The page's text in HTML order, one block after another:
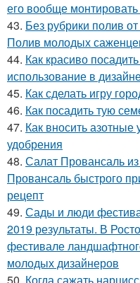
его вообще
43. Без рубрики полив
Полив молодых
44. Как красиво
использование в
45. Как сделать игру
46. Как посадить тую
47. Как вносить
удобрения
48. Салат Провансаль
Провансаль быстрого
рецепт
49. Сады и люди
2019 результаты. В
фестивале
молодых дизайнеров